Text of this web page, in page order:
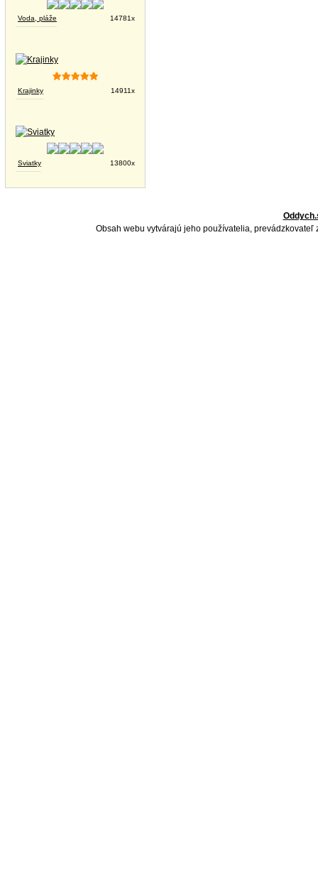
Voda, pláže 14781x
Krajinky 14911x
Sviatky 13800x
Obsah webu vytvárajú jeho používatelia,